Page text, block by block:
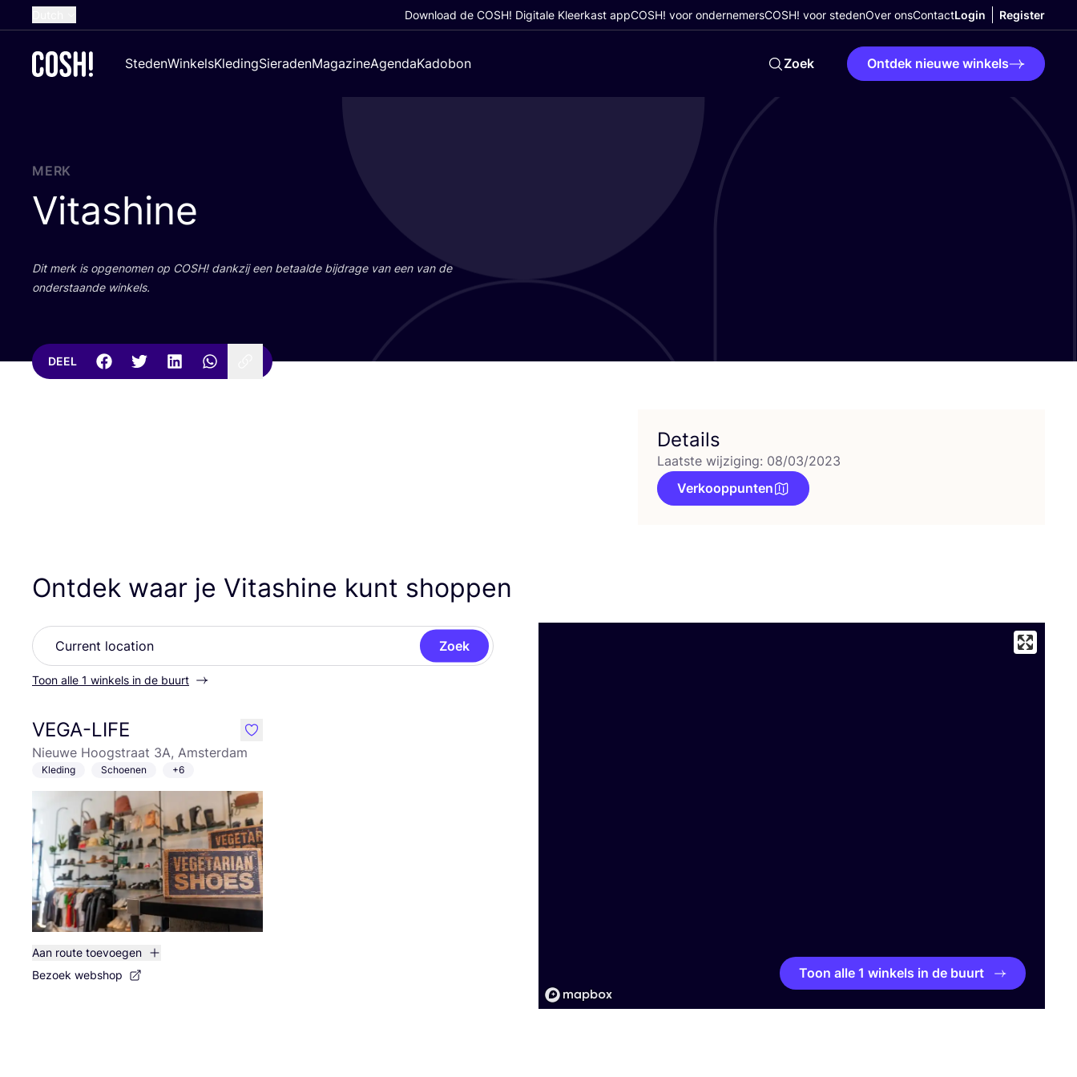
French
Croatian
Download de COSH! Digitale Kleerkast appCOSH! voor ondernemersCOSH! voor stedenOver onsContactLogin Register
StedenWinkelsKledingSieradenMagazineAgendaKadobon Zoek Ontdek nieuwe winkels
MERK
Vitashine
Dit merk is opge­no­men op COSH! dank­zij een betaal­de bij­dra­ge van een van de
onder­staan­de winkels.
DEEL
Details
Laatste wijziging: 08/03/2023
Verkooppunten
Ontdek waar je Vitashine kunt shoppen
Zoek
Toon alle 1 winkels in de buurt
VEGA-LIFE
Nieuwe Hoogstraat 3A, Amsterdam
Kleding Schoenen +6
Aan route toevoegen
Bezoek webshop
like
Toon alle 1 winkels in de buurt